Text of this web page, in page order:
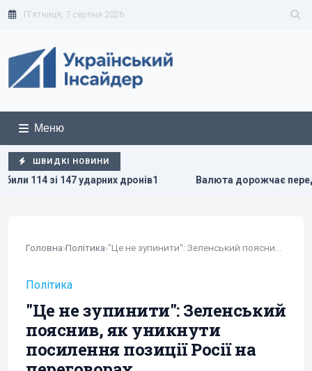
П'ятниця, 7 серпня 2026
Меню
ШВИДКІ НОВИНИ
дронів1 Валюта дорожчає перед вихідними: курс
Головна›Політика›
Політика
"Це не зупинити": Зеленський
пояснив, як уникнути
посилення позиції Росії на